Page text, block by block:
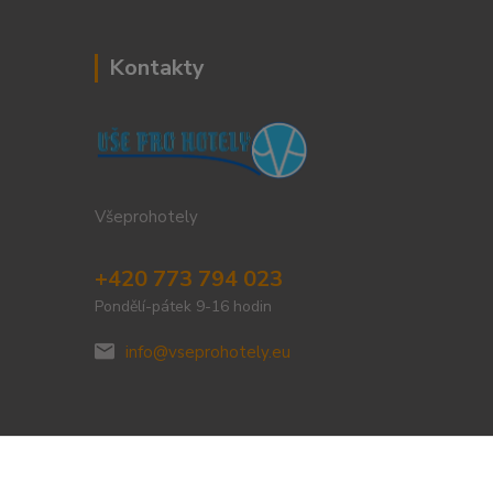
Kontakty
Všeprohotely
+420 773 794 023
Pondělí-pátek 9-16 hodin
info@vseprohotely.eu